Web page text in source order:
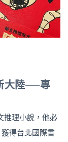
大陸──專
理小說，他必
得台北國際書